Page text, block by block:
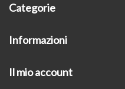
Categorie
Informazioni
Il mio account